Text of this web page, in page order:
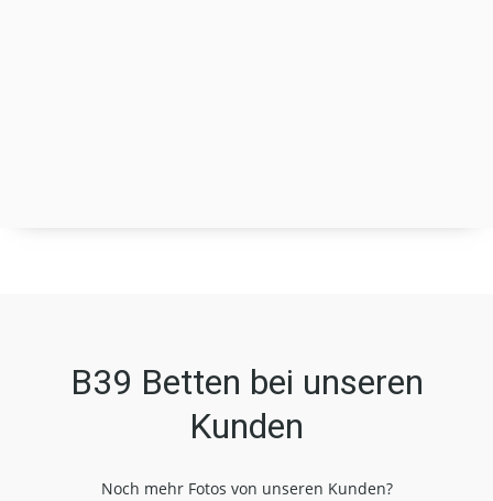
B39 Betten bei unseren
Kunden
Noch mehr Fotos von unseren Kunden?